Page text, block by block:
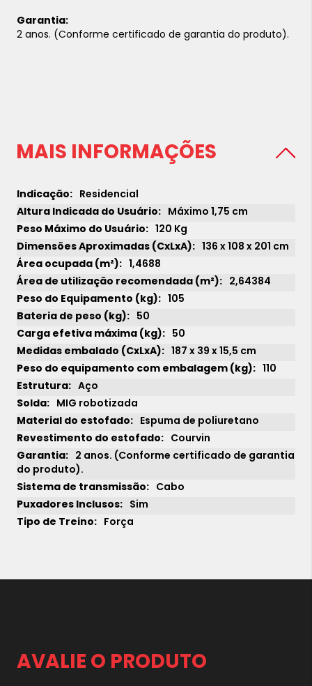
1xsem juros de
3xsem juros de 1.543,00
6xsem juros de
Garantia:
2 anos. (Conforme certificado de garantia do produto).
MAIS INFORMAÇÕES
Residencial
Máximo 1,75 cm
120 Kg
136 x 108 x 201 cm
1,4688
2,64384
105
50
50
187 x 39 x 15,5 cm
110
Aço
MIG robotizada
Espuma de poliuretano
Courvin
2 anos. (Conforme certificado de garantia
do produto).
Cabo
Sim
Força
AVALIE O PRODUTO